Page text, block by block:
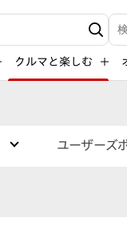
検
クルマと楽しむ
ユーザーズ